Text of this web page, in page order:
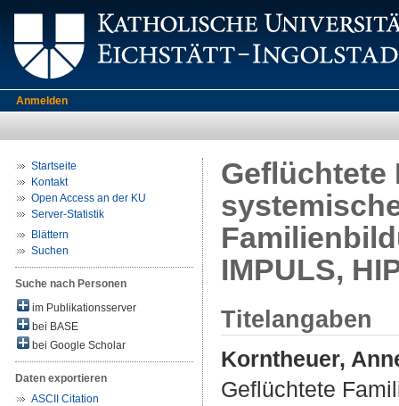
Anmelden
Startseite
Kontakt
Open Access an der KU
Server-Statistik
Blättern
Suchen
Suche nach Personen
im Publikationsserver
bei BASE
bei Google Scholar
Daten exportieren
ASCII Citation
Geflüchtete
IMPULS,
Titelangaben
Korntheuer,
Geflüchtete